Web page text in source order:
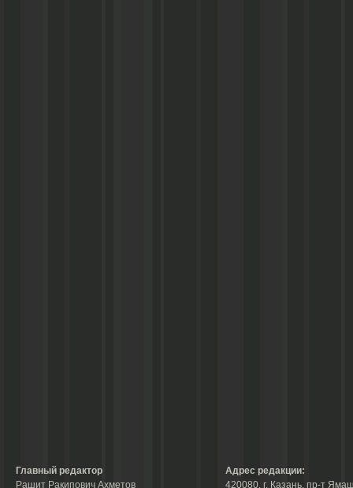
Главный редактор
Рашит Ракипович Ахметов
Адрес редакции:
420080, г. Казань, пр-т